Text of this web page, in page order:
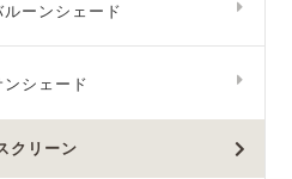
ルーンシェード
ンシェード
クリーン